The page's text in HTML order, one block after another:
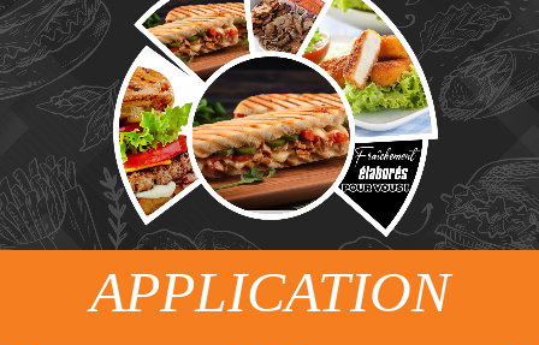
APPLICATION